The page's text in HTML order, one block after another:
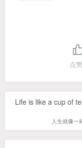
点赞
Life is like a cup of
人生就像一